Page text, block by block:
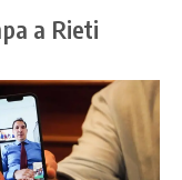
a Rieti